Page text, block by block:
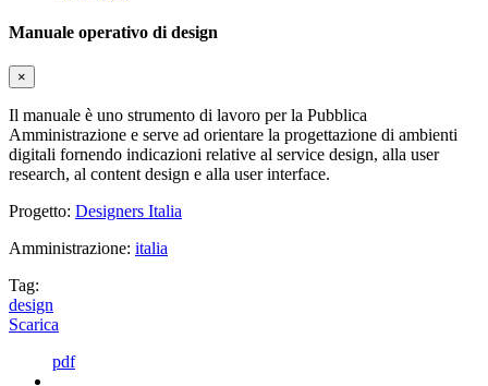
Manuale operativo di design
×
Il manuale è uno strumento di lavoro per la Pubblica
Amministrazione e serve ad orientare la progettazione di ambienti
digitali fornendo indicazioni relative al service design, alla user
research, al content design e alla user interface.
Progetto: Designers Italia
Amministrazione: italia
Tag:
design
Scarica
pdf